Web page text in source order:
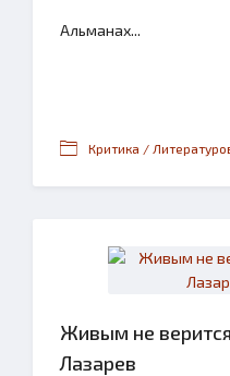
Альманах...
Критика /
Живым не
Лазарев